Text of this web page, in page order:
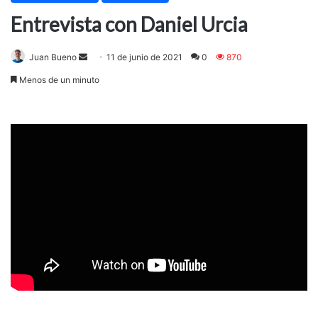
Entrevista con Daniel Urcia
Juan Bueno
Send11 de junio de 2021 0 870
Menos de un minuto